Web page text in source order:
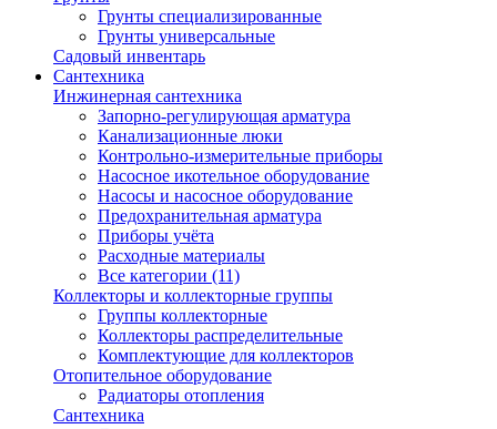
Грунты специализированные
Грунты универсальные
Садовый инвентарь
Сантехника
Инжинерная сантехника
Запорно-регулирующая арматура
Канализационные люки
Контрольно-измерительные приборы
Насосное икотельное оборудование
Насосы и насосное оборудование
Предохранительная арматура
Приборы учёта
Расходные материалы
Все категории (11)
Коллекторы и коллекторные группы
Группы коллекторные
Коллекторы распределительные
Комплектующие для коллекторов
Отопительное оборудование
Радиаторы отопления
Сантехника